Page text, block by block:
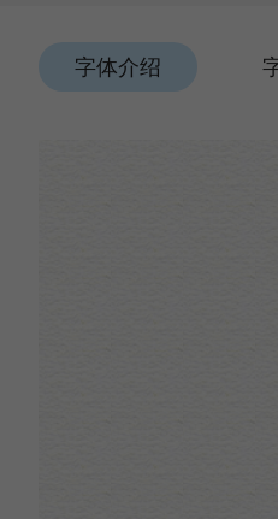
字体介绍